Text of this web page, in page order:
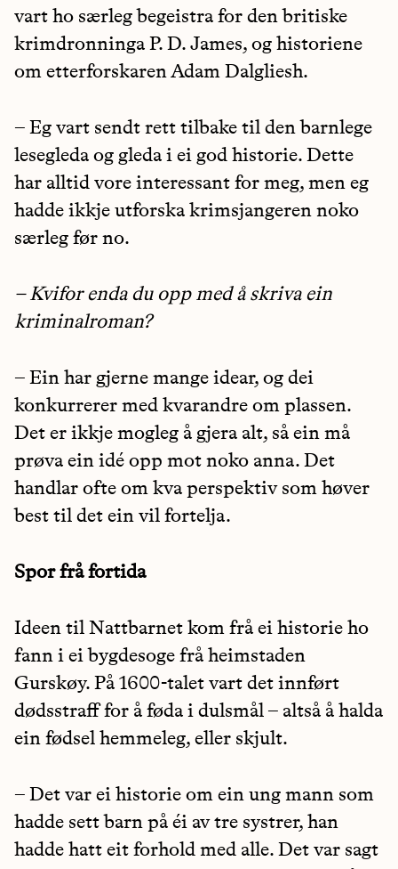
vart ho særleg begeistra for den britiske
krimdronninga P. D. James, og historiene
om etterforskaren Adam Dalgliesh.
– Eg vart sendt rett tilbake til den barnlege
lesegleda og gleda i ei god historie. Dette
har alltid vore interessant for meg, men eg
hadde ikkje utforska krimsjangeren noko
særleg før no.
– Kvifor enda du opp med å skriva ein
kriminalroman?
– Ein har gjerne mange idear, og dei
konkurrerer med kvarandre om plassen.
Det er ikkje mogleg å gjera alt, så ein må
prøva ein idé opp mot noko anna. Det
handlar ofte om kva perspektiv som høver
best til det ein vil fortelja.
Spor frå fortida
Ideen til Nattbarnet kom frå ei historie ho
fann i ei bygdesoge frå heimstaden
Gurskøy. På 1600-talet vart det innført
dødsstraff for å føda i dulsmål – altså å halda
ein fødsel hemmeleg, eller skjult.
– Det var ei historie om ein ung mann som
hadde sett barn på éi av tre systrer, han
hadde hatt eit forhold med alle. Det var sagt